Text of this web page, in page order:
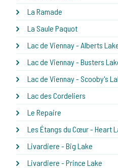
La Ramade
La Saule Paquot
Lac de Viennay - Alberts
Lac de Viennay - Busters
Lac de Viennay - Scooby's
Lac des Cordeliers
Le Repaire
Les Étangs du Cœur - Heart
Livardiere - Big Lake
Livardiere - Prince Lake